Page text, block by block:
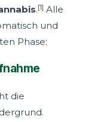
.[1] Alle
und
Phase:
die